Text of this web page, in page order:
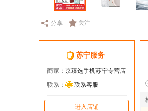
分享 关注
苏宁服务
商家： 京臻选手机苏宁专营店
联系：
联系客服
进入店铺